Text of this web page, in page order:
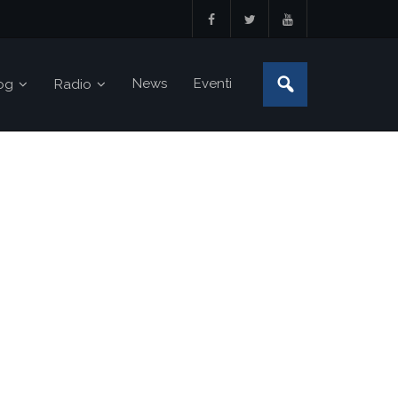
Radio News Eventi